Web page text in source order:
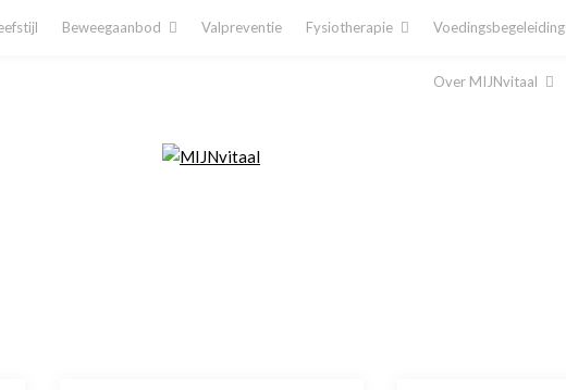
Beweegaanbod Valpreventie Fysiotherapie Voedingsbegeleiding
Over MIJNvitaal